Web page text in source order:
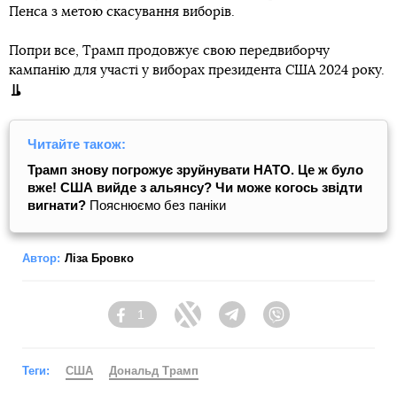
Пенса з метою скасування виборів.
Попри все, Трамп продовжує свою передвиборчу
кампанію для участі у виборах президента США 2024 року.
Читайте також:
Трамп знову погрожує зруйнувати НАТО. Це ж було
вже! США вийде з альянсу? Чи може когось звідти
вигнати? Пояснюємо без паніки
Автор: Ліза Бровко
Facebook
1
Twitter TelegramViber
Теги: США Дональд Трамп